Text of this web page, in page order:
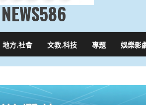
地方.社會 文教.科技 專題 娛樂影